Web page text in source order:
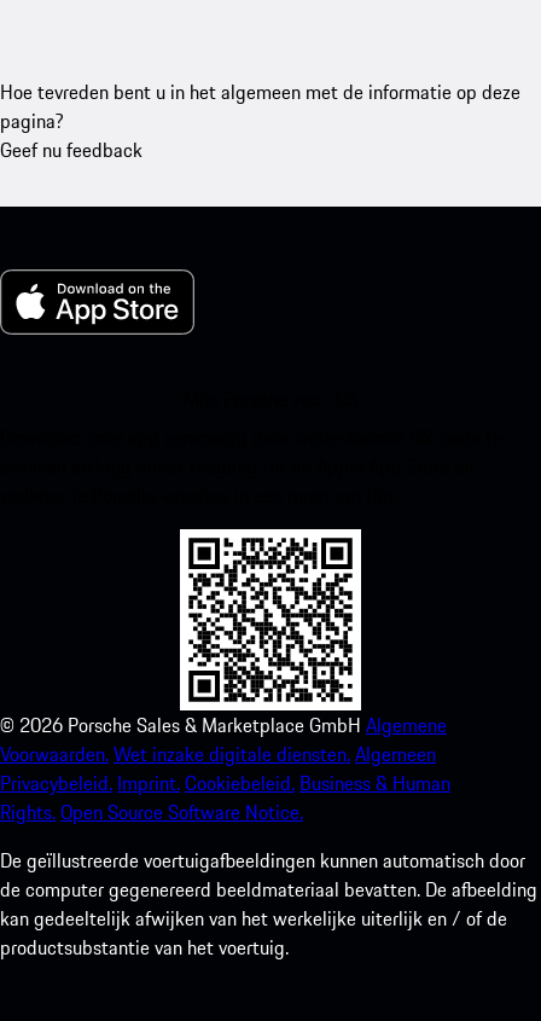
Hoe tevreden bent u in het algemeen met de informatie op deze
pagina?
Geef nu feedback
© 2026 Porsche Sales & Marketplace GmbH Algemene
Voorwaarden.Wet inzake digitale diensten.Algemeen
Privacybeleid. Imprint.Cookiebeleid. Business & Human
Rights.Open Source Software Notice.
De geïllustreerde voertuigafbeeldingen kunnen automatisch door
de computer gegenereerd beeldmateriaal bevatten. De afbeelding
kan gedeeltelijk afwijken van het werkelijke uiterlijk en / of de
productsubstantie van het voertuig.